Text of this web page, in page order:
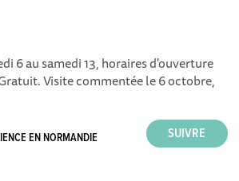
6 au samedi 13, horaires d'ouverture
Visite commentée le 6 octobre,
EN NORMANDIE